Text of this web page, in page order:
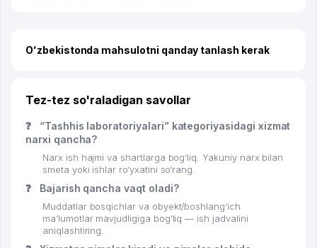
Oʻzbekistonda mahsulotni qanday tanlash kerak
Tez-tez so'raladigan savollar
❓
“Tashhis laboratoriyalari” kategoriyasidagi xizmat
narxi qancha?
Narx ish hajmi va shartlarga bog‘liq. Yakuniy narx bilan
smeta yoki ishlar ro‘yxatini so‘rang.
❓ Bajarish qancha vaqt oladi?
Muddatlar bosqichlar va obyekt/boshlang‘ich
ma’lumotlar mavjudligiga bog‘liq — ish jadvalini
aniqlashtiring.